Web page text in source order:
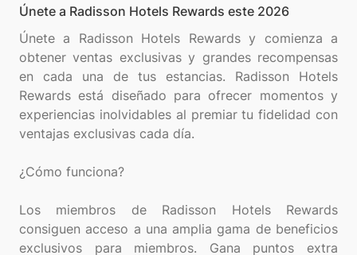
Únete a Radisson Hotels Rewards este 2026
Únete a Radisson Hotels Rewards y comienza a
obtener ventas exclusivas y grandes recompensas
en cada una de tus estancias. Radisson Hotels
Rewards está diseñado para ofrecer momentos y
experiencias inolvidables al premiar tu fidelidad con
ventajas exclusivas cada día.
¿Cómo funciona?
Los miembros de Radisson Hotels Rewards
consiguen acceso a una amplia gama de beneficios
exclusivos para miembros. Gana puntos extra